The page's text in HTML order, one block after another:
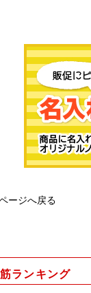
ージへ戻る
ランキング